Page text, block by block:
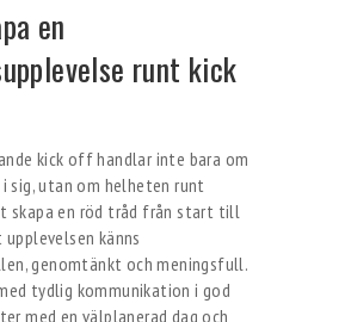
en
runt kick
kick off handlar inte bara om
sig, utan om helheten runt
skapa en röd tråd från start till
känns
genomtänkt och meningsfull.
tydlig kommunikation i god
med en välplanerad dag och